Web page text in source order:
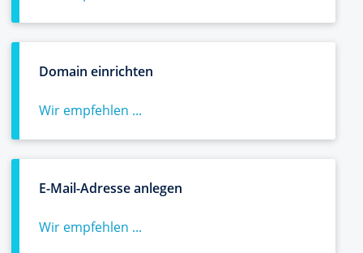
Domain einrichten
Wir empfehlen ...
E-Mail-Adresse anlegen
Wir empfehlen ...